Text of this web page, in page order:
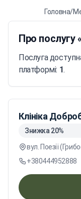
Головна/
Про послугу
Послуга
платформі: 1.
Клініка
Знижка 20%
вул. Поезії
+380444952888